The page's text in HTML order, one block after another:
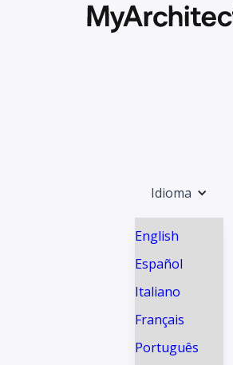
Idioma
English
Español
Italiano
Français
Português